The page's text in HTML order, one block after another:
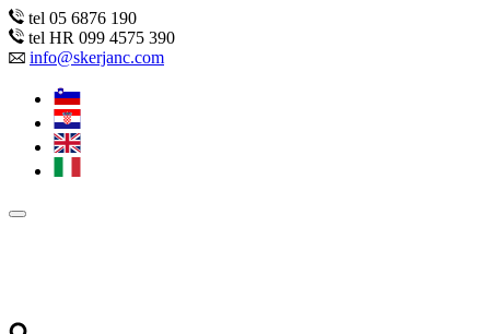
tel 05 6876 190
tel HR 099 4575 390
info@skerjanc.com